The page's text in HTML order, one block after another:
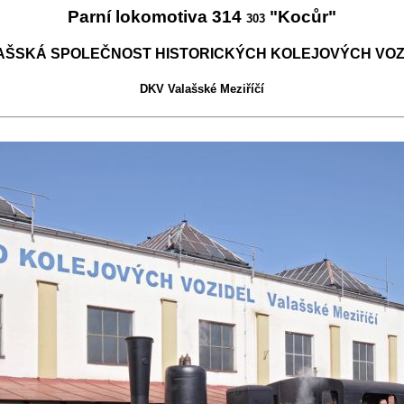
Parní lokomotiva 314 303 "Kocůr"
SPOLEČNOST HISTORICKÝCH KOLEJOVÝCH
DKV Valašské Meziříčí